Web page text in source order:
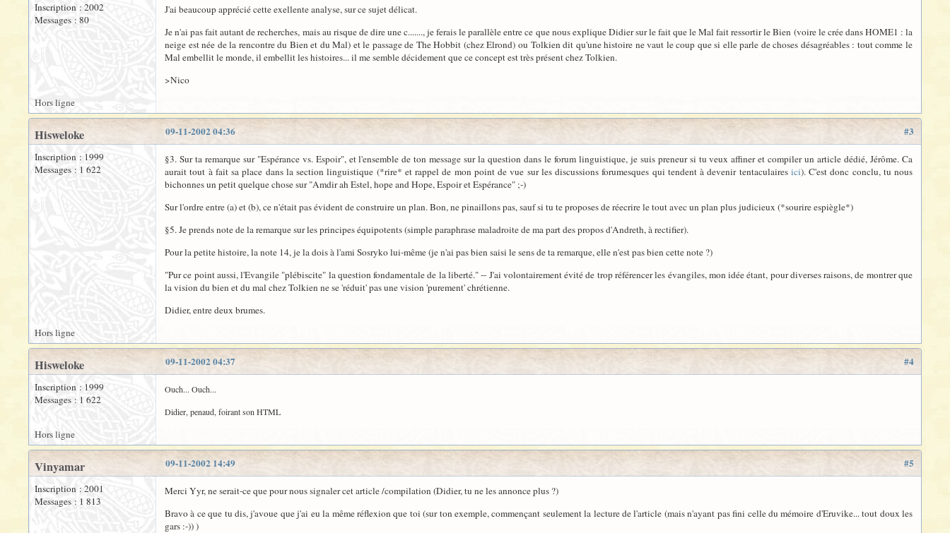
Inscription : 2002
Messages : 80
J'ai beaucoup apprécié cette exellente analyse, sur ce sujet délicat.
Je n'ai pas fait autant de recherches, mais au risque de dire une c......., je ferais le parallèle entre ce que nous explique Didier sur le fait que le Mal fait ressortir le Bien (voire le crée dans HOME1 : la
neige est née de la rencontre du Bien et du Mal) et le passage de The Hobbit (chez Elrond) ou Tolkien dit qu'une histoire ne vaut le coup que si elle parle de choses désagréables : tout comme le
Mal embellit le monde, il embellit les histoires... il me semble décidement que ce concept est très présent chez Tolkien.
>Nico
Hors ligne
#3
09-11-2002 04:36
Hisweloke
Inscription : 1999
Messages : 1 622
§3. Sur ta remarque sur "Espérance vs. Espoir", et l'ensemble de ton message sur la question dans le forum linguistique, je suis preneur si tu veux affiner et compiler un article dédié, Jérôme. Ca
aurait tout à fait sa place dans la section linguistique (*rire* et rappel de mon point de vue sur les discussions forumesques qui tendent à devenir tentaculaires ici). C'est donc conclu, tu nous
bichonnes un petit quelque chose sur "Amdir ah Estel, hope and Hope, Espoir et Espérance" ;-)
Sur l'ordre entre (a) et (b), ce n'était pas évident de construire un plan. Bon, ne pinaillons pas, sauf si tu te proposes de réecrire le tout avec un plan plus judicieux (*sourire espiègle*)
§5. Je prends note de la remarque sur les principes équipotents (simple paraphrase maladroite de ma part des propos d'Andreth, à rectifier).
Pour la petite histoire, la note 14, je la dois à l'ami Sosryko lui-même (je n'ai pas bien saisi le sens de ta remarque, elle n'est pas bien cette note ?)
"Pur ce point aussi, l'Evangile "plébiscite" la question fondamentale de la liberté." -- J'ai volontairement évité de trop référencer les évangiles, mon idée étant, pour diverses raisons, de montrer que
la vision du bien et du mal chez Tolkien ne se 'réduit' pas une vision 'purement' chrétienne.
Didier, entre deux brumes.
Hors ligne
#4
09-11-2002 04:37
Hisweloke
Inscription : 1999
Messages : 1 622
Ouch... Ouch...
Didier, penaud, foirant son HTML
Hors ligne
#5
09-11-2002 14:49
Vinyamar
Inscription : 2001
Messages : 1 813
Merci Yyr, ne serait-ce que pour nous signaler cet article /compilation (Didier, tu ne les annonce plus ?)
Bravo à ce que tu dis, j'avoue que j'ai eu la même réflexion que toi (sur ton exemple, commençant seulement la lecture de l'article (mais n'ayant pas fini celle du mémoire d'Eruvike... tout doux les
gars :-)) )